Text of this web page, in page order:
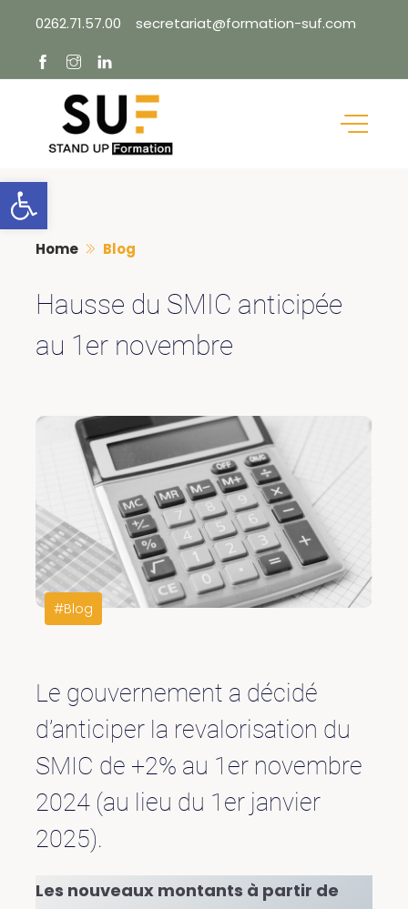
Ouvrir la barre d’outils
content
0262.71.57.00 secretariat@formation-suf.com
Home Blog
Hausse du SMIC anticipée
au 1er novembre
#Blog
Le gouvernement a décidé
d’anticiper la revalorisation du
SMIC de +2% au 1er novembre
2024 (au lieu du 1er janvier
2025).
Les nouveaux montants à partir de